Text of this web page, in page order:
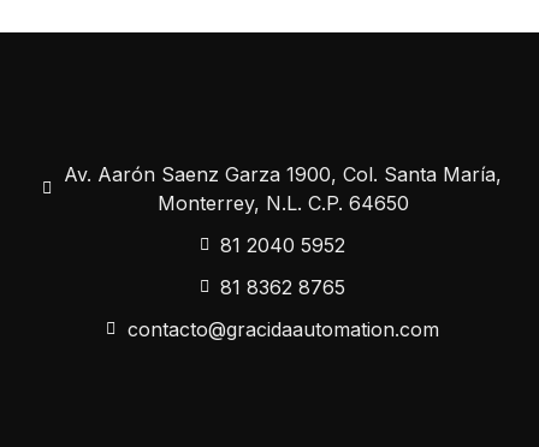
Av. Aarón Saenz Garza 1900, Col. Santa María,
Monterrey, N.L. C.P. 64650
81 2040 5952
81 8362 8765
contacto@gracidaautomation.com